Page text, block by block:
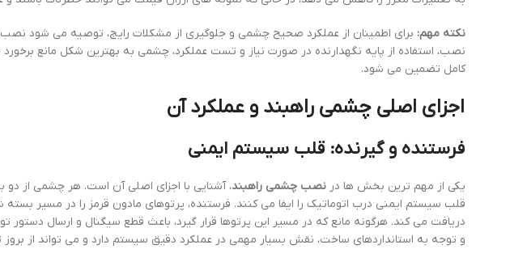
نکته مهم: برای اطمینان از عملکرد صحیح چشمی و جلوگیری از مشکلات رایج، توصیه می شود
نصب، استفاده از پایه نگهدارنده در صورت نیاز و تست عملکرد، چشمی به بهترین شکل مانع
کامل تضمین می شود.
اجزای اصلی چشمی راهبند و عملکرد آن
فرستنده و گیرنده: قلب سیستم ایمنی
یکی از مهم ترین بخش ها در نصب چشمی راهبند، آشنایی با اجزای اصلی آن است. هر چشمی از
قلب سیستم ایمنی درب اتوماتیک را ایفا می کنند. فرستنده، پرتوهای مادون قرمز را در مسیر
دریافت می کند. هرگونه مانع که در مسیر این پرتوها قرار گیرد، باعث قطع سیگنال و ارسال
و توجه به استانداردهای ساخت، نقش بسیار مهمی در عملکرد دقیق سیستم دارد و می تواند از بروز